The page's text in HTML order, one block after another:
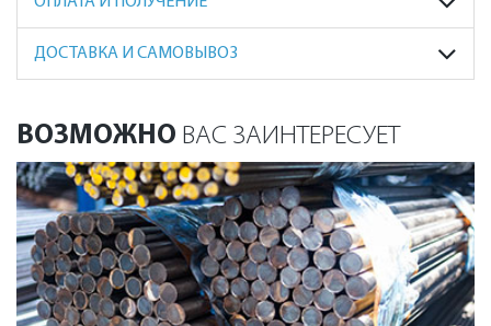
ДОСТАВКА И САМОВЫВОЗ
ВОЗМОЖНО ВАС ЗАИНТЕРЕСУЕТ